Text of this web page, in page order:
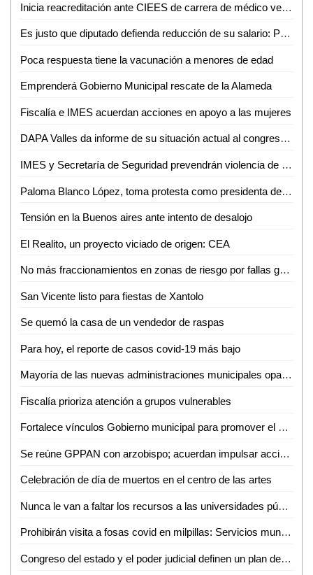
Inicia reacreditación ante CIEES de carrera de médico veterinaria y zootecnia de la UASLP
Es justo que diputado defienda reducción de su salario: Priego Rivera
Poca respuesta tiene la vacunación a menores de edad
Emprenderá Gobierno Municipal rescate de la Alameda
Fiscalía e IMES acuerdan acciones en apoyo a las mujeres
DAPA Valles da informe de su situación actual al congreso y la CEA
IMES y Secretaría de Seguridad prevendrán violencia de género
Paloma Blanco López, toma protesta como presidenta de CEEPAC
Tensión en la Buenos aires ante intento de desalojo
El Realito, un proyecto viciado de origen: CEA
No más fraccionamientos en zonas de riesgo por fallas geológicas
San Vicente listo para fiestas de Xantolo
Se quemó la casa de un vendedor de raspas
Para hoy, el reporte de casos covid-19 más bajo
Mayoría de las nuevas administraciones municipales opacas
Fiscalía prioriza atención a grupos vulnerables
Fortalece vínculos Gobierno municipal para promover el empleo en SLP
Se reúne GPPAN con arzobispo; acuerdan impulsar acciones por las familias potosinas
Celebración de día de muertos en el centro de las artes
Nunca le van a faltar los recursos a las universidades públicas: AMLO
Prohibirán visita a fosas covid en milpillas: Servicios municipales
Congreso del estado y el poder judicial definen un plan de trabajo para la organización de la consulta a los pueblos y comunidades indígenas